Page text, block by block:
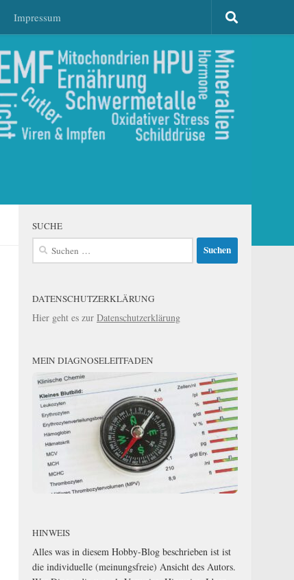
Impressum
SUCHE
Suchen
DATENSCHUTZERKLÄRUNG
Hier geht es zur Datenschutzerklärung
MEIN DIAGNOSELEITFADEN
HINWEIS
Alles was in diesem Hobby-Blog beschrieben ist ist
die individuelle (meinungsfreie) Ansicht des Autors.